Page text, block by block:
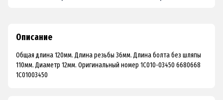
Описание
Общая длина 120мм. Длина резьбы 36мм. Длина болта без шляпы
110мм. Диаметр 12мм. Оригинальный номер 1C010-03450 6680668
1C01003450